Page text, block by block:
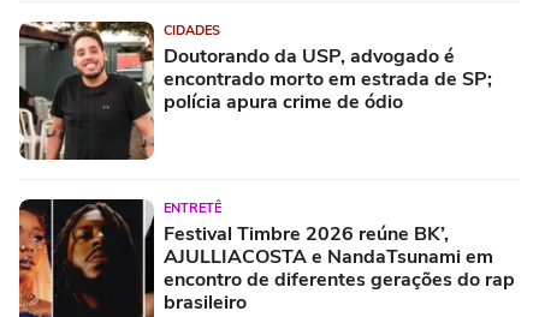
CIDADES
Doutorando da USP, advogado é
encontrado morto em estrada de SP;
polícia apura crime de ódio
ENTRETÊ
Festival Timbre 2026 reúne BK’,
AJULLIACOSTA e NandaTsunami em
encontro de diferentes gerações do rap
brasileiro